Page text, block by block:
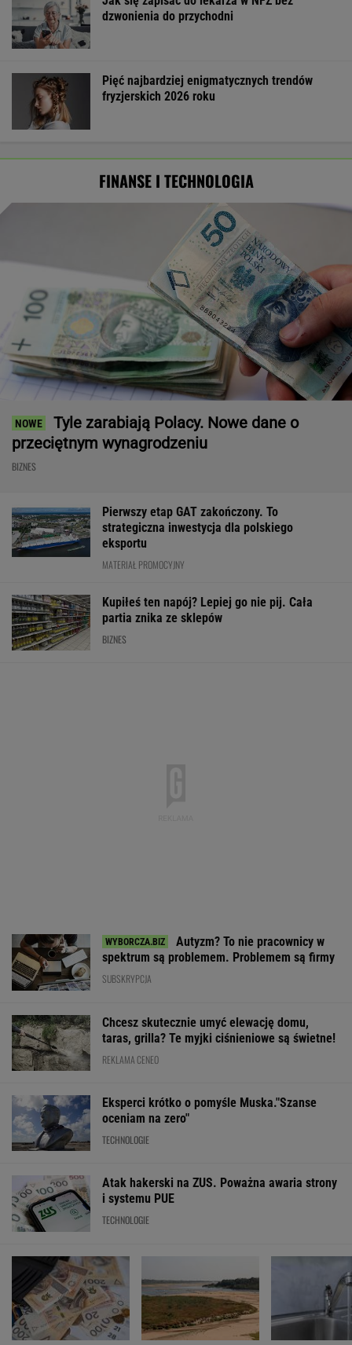
dzwonienia do przychodni
Pięć najbardziej enigmatycznych trendów
fryzjerskich 2026 roku
FINANSE I TECHNOLOGIA
Tyle zarabiają Polacy. Nowe dane o
przeciętnym wynagrodzeniu
BIZNES
Pierwszy etap GAT zakończony. To
strategiczna inwestycja dla polskiego
eksportu
MATERIAŁ PROMOCYJNY
Kupiłeś ten napój? Lepiej go nie pij. Cała
partia znika ze sklepów
BIZNES
Autyzm? To nie pracownicy w
spektrum są problemem. Problemem są firmy
SUBSKRYPCJA
Chcesz skutecznie umyć elewację domu,
taras, grilla? Te myjki ciśnieniowe są świetne!
REKLAMA CENEO
Eksperci krótko o pomyśle Muska."Szanse
oceniam na zero"
TECHNOLOGIE
Atak hakerski na ZUS. Poważna awaria strony
i systemu PUE
TECHNOLOGIE